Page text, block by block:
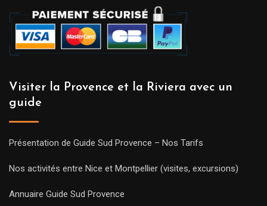
Visiter la Provence et la Riviera avec un
guide
Présentation de Guide Sud Provence – Nos Tarifs
Nos activités entre Nice et Montpellier (visites, excursions)
Annuaire Guide Sud Provence